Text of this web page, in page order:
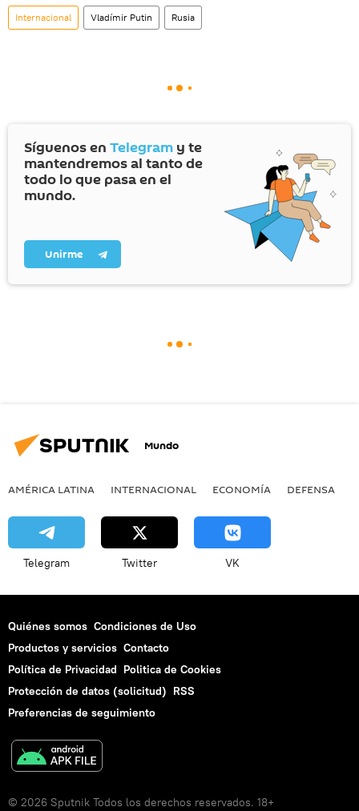
Internacional Vladímir Putin Rusia
Síguenos en Telegram y te
mantendremos al tanto de
todo lo que pasa en el
mundo.
Unirme
Mundo
AMÉRICA LATINA INTERNACIONAL ECONOMÍA DEFENSA
Telegram Twitter VK
Quiénes somos Condiciones de Uso
Productos y servicios Contacto
Política de Privacidad Politica de Cookies
Protección de datos (solicitud) RSS
Preferencias de seguimiento
© 2026 Sputnik Todos los derechos reservados. 18+